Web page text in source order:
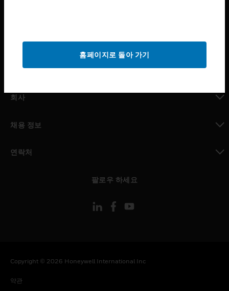
구매처
MYAUTOMATION サポート
회사
채용 정보
연락처
팔로우 하세요
Copyright © 2026 Honeywell International Inc
약관
홈페이지로 돌아 가기